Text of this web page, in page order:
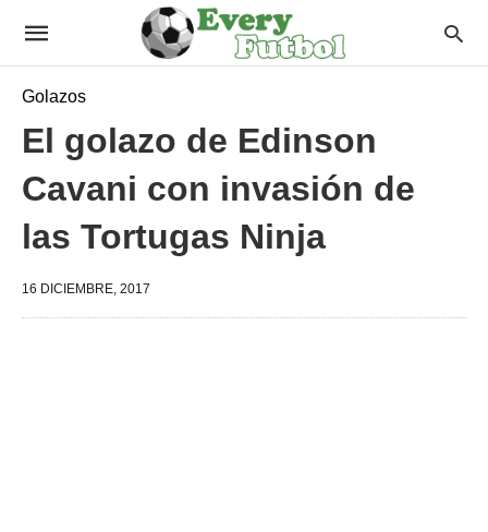
Golazos
El golazo de Edinson
Cavani con invasión de
las Tortugas Ninja
16 DICIEMBRE, 2017